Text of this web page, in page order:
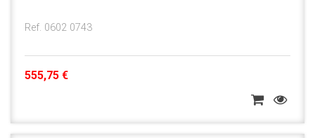
Ref. 0602 0743
555,75 €